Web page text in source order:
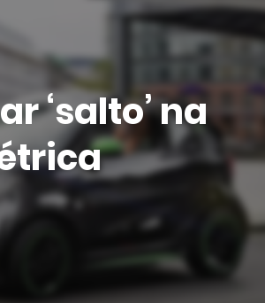
‘salto’ na